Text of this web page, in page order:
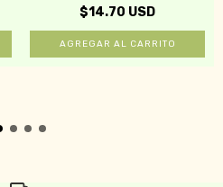
$14.70 USD